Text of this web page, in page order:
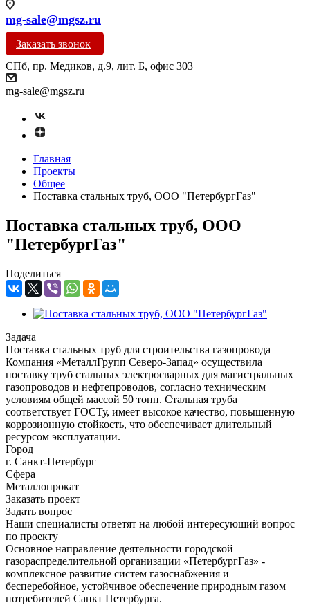
mg-sale@mgsz.ru
Заказать звонок
СПб, пр. Медиков, д.9, лит. Б, офис 303
mg-sale@mgsz.ru
Главная
Проекты
Общее
Поставка стальных труб, ООО "ПетербургГаз"
Поставка стальных труб, ООО
"ПетербургГаз"
Поделиться
Задача
Поставка стальных труб для строительства газопровода
Компания «МеталлГрупп Северо-Запад» осуществила
поставку труб стальных электросварных для магистральных
газопроводов и нефтепроводов, согласно техническим
условиям общей массой 50 тонн. Стальная труба
соответствует ГОСТу, имеет высокое качество, повышенную
коррозионную стойкость, что обеспечивает длительный
ресурсом эксплуатации.
Город
г. Санкт-Петербург
Сфера
Металлопрокат
Заказать проект
Задать вопрос
Наши специалисты ответят на любой интересующий вопрос
по проекту
Основное направление деятельности городской
газораспределительной организации «ПетербургГаз» -
комплексное развитие систем газоснабжения и
бесперебойное, устойчивое обеспечение природным газом
потребителей Санкт Петербурга.